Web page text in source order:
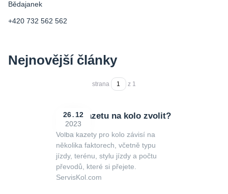
Bědajanek
+420 732 562 562
Nejnovější články
strana z 1
Jakou kazetu na kolo zvolit?
26
12
2023
Volba kazety pro kolo závisí na
několika faktorech, včetně typu
jízdy, terénu, stylu jízdy a počtu
převodů, které si přejete.
ServisKol.com